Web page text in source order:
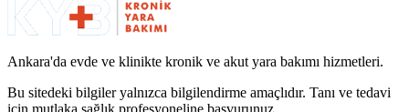
Ankara'da evde ve klinikte kronik ve akut yara bakımı hizmetleri.
Bu sitedeki bilgiler yalnızca bilgilendirme amaçlıdır. Tanı ve tedavi
için mutlaka sağlık profesyoneline başvurunuz.